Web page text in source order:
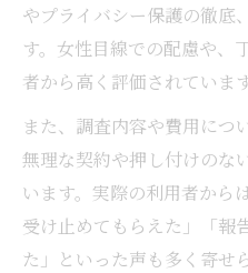
やプライバシー保護の徹底
す。女性目線での配慮や、
者から高く評価されています
また、調査内容や費用につ
無理な契約や押し付けのな
います。実際の利用者から
受け止めてもらえた」「報
た」といった声も多く寄せ